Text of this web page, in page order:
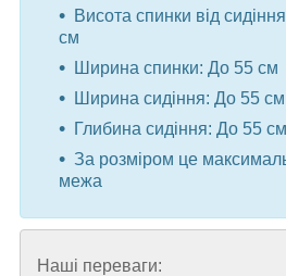
Висота спинки від
см
Ширина спинки: До 55 см
Ширина сидіння: До 55 см
Глибина сидіння: До 55 см
За розміром це
межа
Наші переваги: